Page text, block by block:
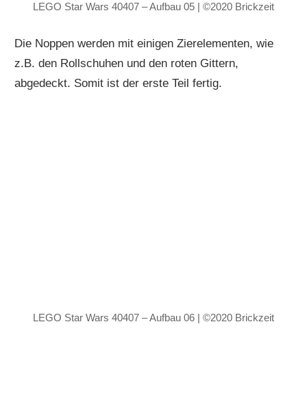
LEGO Star Wars 40407 – Aufbau 05 | ©2020 Brickzeit
Die Noppen werden mit einigen Zierelementen, wie
z.B. den Rollschuhen und den roten Gittern,
abgedeckt. Somit ist der erste Teil fertig.
LEGO Star Wars 40407 – Aufbau 06 | ©2020 Brickzeit